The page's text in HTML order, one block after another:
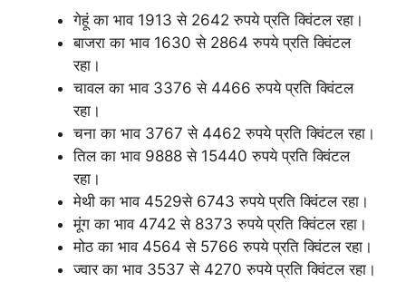
गेहूं का भाव 1913 से 2642 रुपये प्रति क्विंटल रहा।
बाजरा का भाव 1630 से 2864 रुपये प्रति क्विंटल
रहा।
चावल का भाव 3376 से 4466 रुपये प्रति क्विंटल
रहा।
चना का भाव 3767 से 4462 रुपये प्रति क्विंटल रहा।
तिल का भाव 9888 से 15440 रुपये प्रति क्विंटल
रहा।
मेथी का भाव 4529से 6743 रुपये प्रति क्विंटल रहा।
मूंग का भाव 4742 से 8373 रुपये प्रति क्विंटल रहा।
मोठ का भाव 4564 से 5766 रुपये प्रति क्विंटल रहा।
ज्वार का भाव 3537 से 4270 रुपये प्रति क्विंटल रहा।